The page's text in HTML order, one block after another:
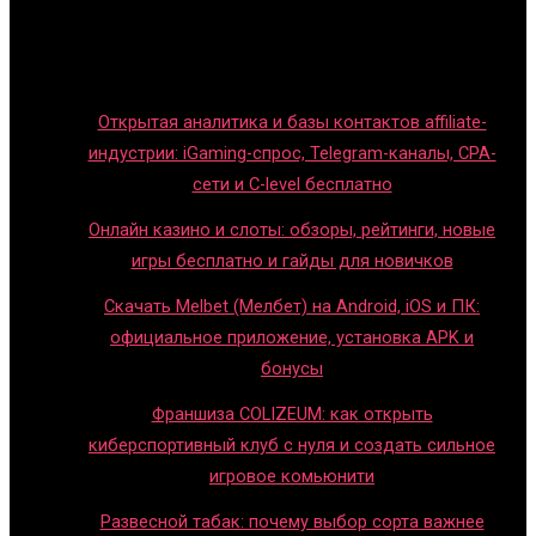
Открытая аналитика и базы контактов affiliate-
индустрии: iGaming-спрос, Telegram-каналы, CPA-
сети и C-level бесплатно
Онлайн казино и слоты: обзоры, рейтинги, новые
игры бесплатно и гайды для новичков
Скачать Melbet (Мелбет) на Android, iOS и ПК:
официальное приложение, установка APK и
бонусы
Франшиза COLIZEUM: как открыть
киберспортивный клуб с нуля и создать сильное
игровое комьюнити
Развесной табак: почему выбор сорта важнее